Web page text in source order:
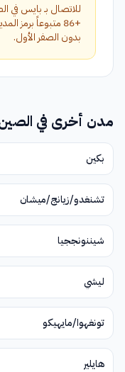
للاتصال بـ بايس في
بدون الصفر الأول.
مدن أخرى في
بكين
تشنغدو/زيانج/ميشان
شيننونججيا
ليشي
تونغهوا/مايهيكو
هايلير